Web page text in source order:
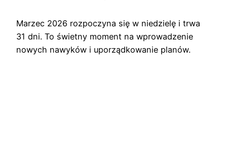
Marzec 2026 rozpoczyna się w niedzielę i trwa
31 dni. To świetny moment na wprowadzenie
nowych nawyków i uporządkowanie planów.